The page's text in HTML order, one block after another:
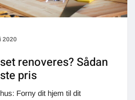
2020
renoveres? Sådan
pris
Forny dit hjem til dit